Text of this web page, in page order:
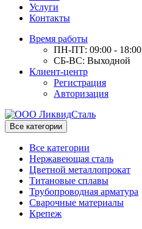
Услуги
Контакты
Время работы
ПН-ПТ: 09:00 - 18:00
СБ-ВС: Выходной
Клиент-центр
Регистрация
Авторизация
Все категории
Все категории
Нержавеющая сталь
Цветной металлопрокат
Титановые сплавы
Трубопроводная арматура
Сварочные материалы
Крепеж